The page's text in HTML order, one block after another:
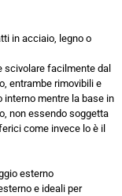
in acciaio, legno o
scivolare facilmente dal
entrambe rimovibili e
mentre la base in
non essendo soggetta
come invece lo è il
esterno
e ideali per